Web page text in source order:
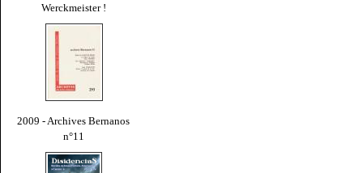
Werckmeister !
2009 - Archives Bernanos
n°11